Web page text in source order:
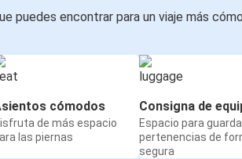
puedes encontrar para un viaje más
cómodos
de más espacio
las piernas
Consigna de
Espacio para
pertenencias de
segura